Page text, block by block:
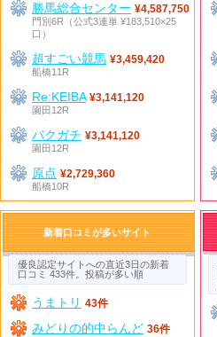
勝馬総合センター ¥4,587,750
門別6R（公式3連単 ¥183,510×25
口）
超すごい競馬 ¥3,459,420
船橋11R
Re:KEIBA ¥3,141,120
園田12R
バクガチ ¥3,141,120
園田12R
原点 ¥2,729,360
船橋10R
新着口コミが多いサイト
優良認定サイトへの直近3日の新着
口コミ 433件。投稿が多い順
うまトリ 43件
みどりの的中らんど 36件